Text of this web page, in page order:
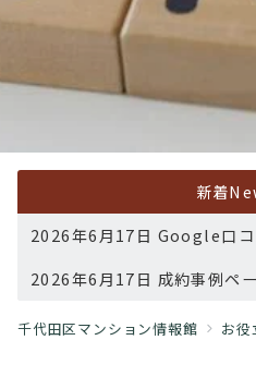
新着
2026年6月17日 Google口コ
2026年6月17日 成約事例ペ
千代田区マンション情報館 お役